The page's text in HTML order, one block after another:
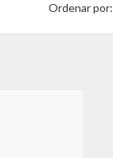
Ordenar por: